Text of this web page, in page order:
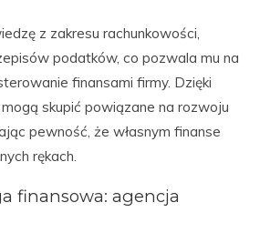
z zakresu rachunkowości,
podatków, co pozwala mu na
finansami firmy. Dzięki
skupić powiązane na rozwoju
pewność, że własnym finanse
rękach.
finansowa: agencja